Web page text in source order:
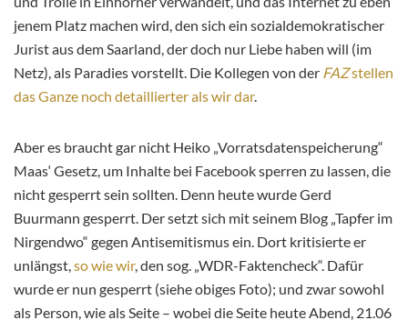
jenem Platz machen wird, den sich ein sozialdemokratischer
Jurist aus dem Saarland, der doch nur Liebe haben will (im
Netz), als Paradies vorstellt. Die Kollegen von der FAZstellen
das Ganze noch detaillierter als wir dar.
Aber es braucht gar nicht Heiko „Vorratsdatenspeicherung“
Maas‘ Gesetz, um Inhalte bei Facebook sperren zu lassen, die
nicht gesperrt sein sollten. Denn heute wurde Gerd
Buurmann gesperrt. Der setzt sich mit seinem Blog „Tapfer im
Nirgendwo“ gegen Antisemitismus ein. Dort kritisierte er
unlängst,so wie wir, den sog. „WDR-Faktencheck“. Dafür
wurde er nun gesperrt (siehe obiges Foto); und zwar sowohl
als Person, wie als Seite – wobei die Seite heute Abend, 21.06